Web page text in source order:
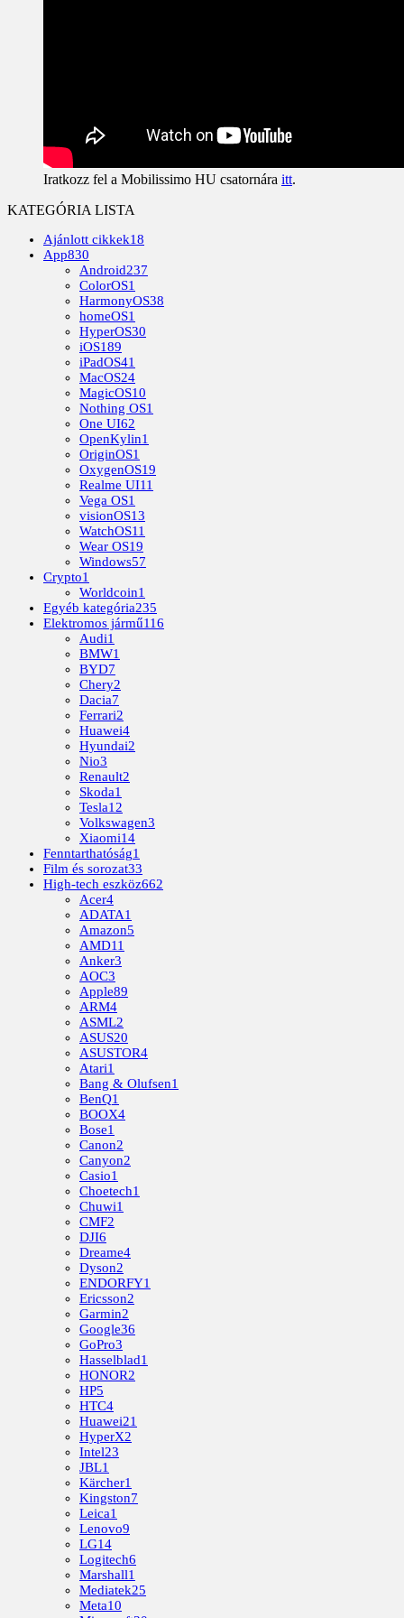
Iratkozz fel a Mobilissimo HU csatornára itt.
KATEGÓRIA LISTA
Ajánlott cikkek18
App830
Android237
ColorOS1
HarmonyOS38
homeOS1
HyperOS30
iOS189
iPadOS41
MacOS24
MagicOS10
Nothing OS1
One UI62
OpenKylin1
OriginOS1
OxygenOS19
Realme UI11
Vega OS1
visionOS13
WatchOS11
Wear OS19
Windows57
Crypto1
Worldcoin1
Egyéb kategória235
Elektromos jármű116
Audi1
BMW1
BYD7
Chery2
Dacia7
Ferrari2
Huawei4
Hyundai2
Nio3
Renault2
Skoda1
Tesla12
Volkswagen3
Xiaomi14
Fenntarthatóság1
Film és sorozat33
High-tech eszköz662
Acer4
ADATA1
Amazon5
AMD11
Anker3
AOC3
Apple89
ARM4
ASML2
ASUS20
ASUSTOR4
Atari1
Bang & Olufsen1
BenQ1
BOOX4
Bose1
Canon2
Canyon2
Casio1
Choetech1
Chuwi1
CMF2
DJI6
Dreame4
Dyson2
ENDORFY1
Ericsson2
Garmin2
Google36
GoPro3
Hasselblad1
HONOR2
HP5
HTC4
Huawei21
HyperX2
Intel23
JBL1
Kärcher1
Kingston7
Leica1
Lenovo9
LG14
Logitech6
Marshall1
Mediatek25
Meta10